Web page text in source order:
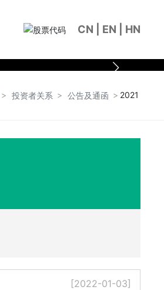
CN EN HN
投资者关系 公告及通函 2021
[2022-01-03]